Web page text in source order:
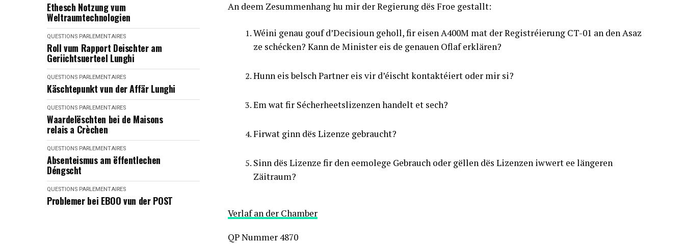
Ethesch Notzung vum
Weltraumtechnologien
QUESTIONS PARLEMENTAIRES
Roll vum Rapport Deischter am
Geriichtsuerteel Lunghi
QUESTIONS PARLEMENTAIRES
Käschtepunkt vun der Affär Lunghi
QUESTIONS PARLEMENTAIRES
Waardelëschten bei de Maisons
relais a Crèchen
QUESTIONS PARLEMENTAIRES
Absenteismus am ëffentlechen
Déngscht
QUESTIONS PARLEMENTAIRES
Problemer bei EBOO vun der POST
An deem Zesummenhang hu mir der Regierung dës Froe gestallt:
Wéini genau gouf d’Decisioun geholl, fir eisen A400M mat der Registréierung CT-01 an den Asaz
ze schécken? Kann de Minister eis de genauen Oflaf erklären?
Hunn eis belsch Partner eis vir d’éischt kontaktéiert oder mir si?
Em wat fir Sécherheetslizenzen handelt et sech?
Firwat ginn dës Lizenze gebraucht?
Sinn dës Lizenze fir den eemolege Gebrauch oder gëllen dës Lizenzen iwwert ee längeren
Zäitraum?
Verlaf an der Chamber
QP Nummer 4870